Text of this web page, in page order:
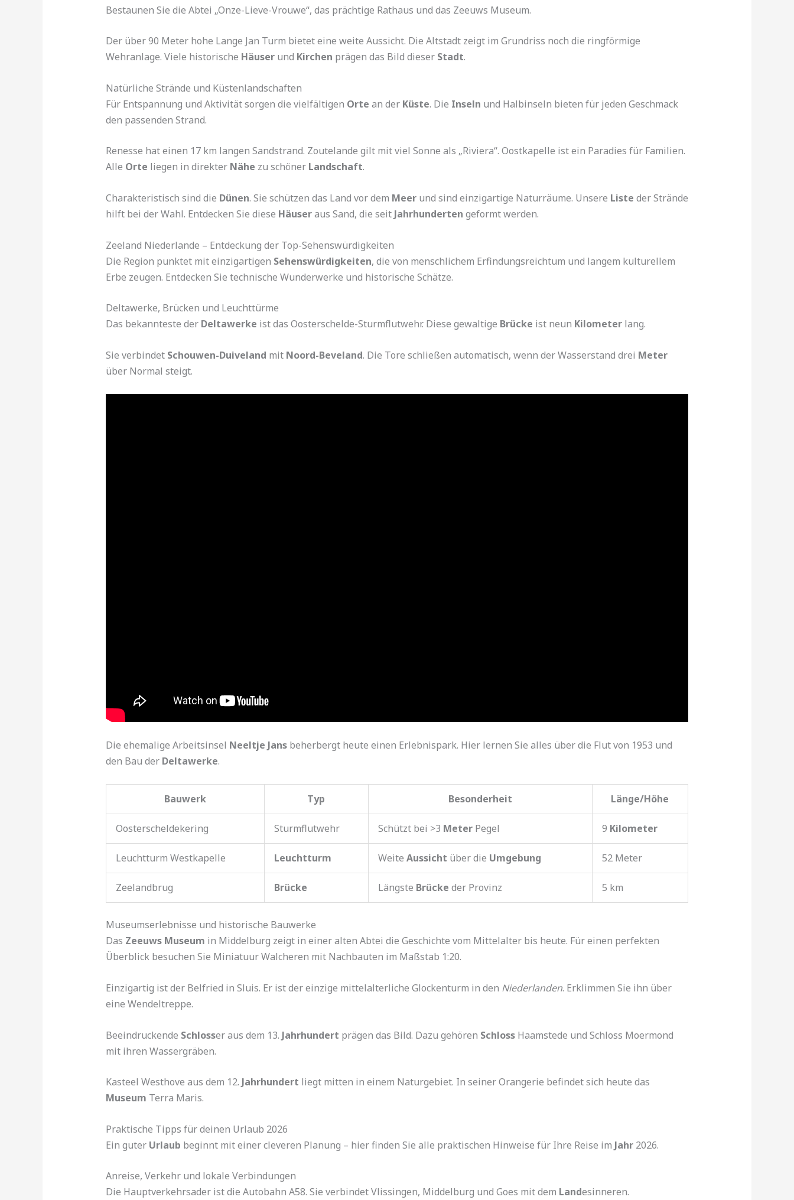
Bestaunen Sie die Abtei „Onze-Lieve-Vrouwe“, das prächtige Rathaus und das Zeeuws Museum.
Der über 90 Meter hohe Lange Jan Turm bietet eine weite Aussicht. Die Altstadt zeigt im Grundriss noch die ringförmige
Wehranlage. Viele historische Häuserund Kirchen prägen das Bild dieser Stadt.
Natürliche Strände und Küstenlandschaften
Für Entspannung und Aktivität sorgen die vielfältigen Orte an der Küste. Die Inseln und Halbinseln bieten für jeden Geschmack
den passenden Strand.
Renesse hat einen 17 km langen Sandstrand. Zoutelande gilt mit viel Sonne als „Riviera“. Oostkapelle ist ein Paradies für Familien.
Alle Orte liegen in direkter Nähe zu schöner Landschaft.
Charakteristisch sind die Dünen. Sie schützen das Land vor dem Meerund sind einzigartige Naturräume. Unsere Liste der Strände
hilft bei der Wahl. Entdecken Sie diese Häuseraus Sand, die seit Jahrhunderten geformt werden.
Zeeland Niederlande – Entdeckung der Top-Sehenswürdigkeiten
Die Region punktet mit einzigartigen Sehenswürdigkeiten, die von menschlichem Erfindungsreichtum und langem kulturellem
Erbe zeugen. Entdecken Sie technische Wunderwerke und historische Schätze.
Deltawerke, Brücken und Leuchttürme
Das bekannteste der Deltawerke ist das Oosterschelde-Sturmflutwehr. Diese gewaltige Brücke ist neun Kilometerlang.
Sie verbindet Schouwen-Duiveland mit Noord-Beveland. Die Tore schließen automatisch, wenn der Wasserstand drei Meter
über Normal steigt.
Die ehemalige Arbeitsinsel Neeltje Jansbeherbergt heute einen Erlebnispark. Hier lernen Sie alles über die Flut von 1953 und
den Bau der Deltawerke.
Bauwerk Typ Besonderheit Länge/Höhe
Oosterscheldekering Sturmflutwehr Schützt bei >3 MeterPegel 9 Kilometer
Leuchtturm Westkapelle Leuchtturm Weite Aussicht über die Umgebung 52 Meter
Zeelandbrug Brücke Längste Brücke der Provinz 5 km
Museumserlebnisse und historische Bauwerke
Das Zeeuws Museum in Middelburg zeigt in einer alten Abtei die Geschichte vom Mittelalter bis heute. Für einen perfekten
Überblick besuchen Sie Miniatuur Walcheren mit Nachbauten im Maßstab 1:20.
Einzigartig ist der Belfried in Sluis. Er ist der einzige mittelalterliche Glockenturm in den Niederlanden. Erklimmen Sie ihn über
eine Wendeltreppe.
Beeindruckende Schlosser aus dem 13. Jahrhundert prägen das Bild. Dazu gehören SchlossHaamstede und Schloss Moermond
mit ihren Wassergräben.
Kasteel Westhove aus dem 12. Jahrhundert liegt mitten in einem Naturgebiet. In seiner Orangerie befindet sich heute das
Museum Terra Maris.
Praktische Tipps für deinen Urlaub 2026
Ein guter Urlaub beginnt mit einer cleveren Planung – hier finden Sie alle praktischen Hinweise für Ihre Reise im Jahr2026.
Anreise, Verkehr und lokale Verbindungen
Die Hauptverkehrsader ist die Autobahn A58. Sie verbindet Vlissingen, Middelburg und Goes mit dem Landesinneren.